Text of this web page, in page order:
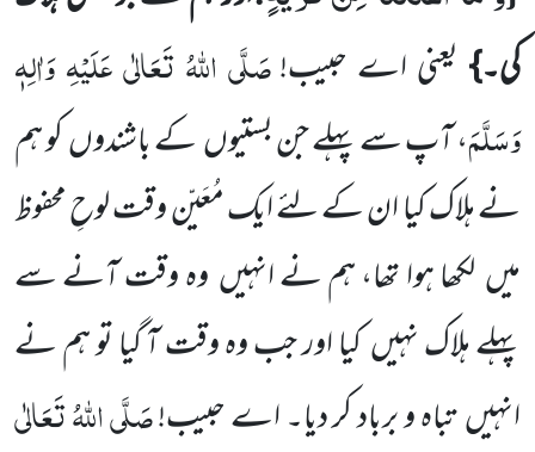
کی۔} یعنی اے حبیب!صَلَّی اللّٰہُ تَعَالٰی عَلَیْہِ وَاٰلِہٖ
وَسَلَّمَ، آپ سے پہلےجن بستیوںکے باشندوںکو ہم
نے ہلاک کیا ان کے لئے ایک مُعَیّن وقت لوحِ محفوظ
میںلکھا ہوا تھا، ہم نے انہیںوہ وقتآنے سے
پہلے ہلاک نہیںکیا اور جب وہ وقت آ گیا تو ہم نے
انہیںتباہ و برباد کر دیا۔ اے حبیب!صَلَّی اللّٰہُ تَعَالٰی